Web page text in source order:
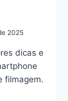
2025
dicas e
filmagem.